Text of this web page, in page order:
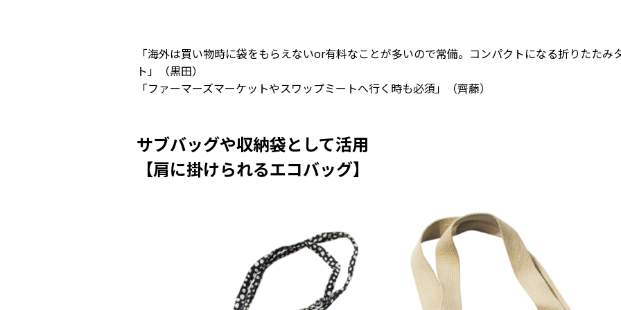
「海外は買い物時に袋をもらえないor有料なことが多いので常備。コンパクトになる折りたたみ
ト」（黒田）
「ファーマーズマーケットやスワップミートへ行く時も必須」（齊藤）
サブバッグや収納袋として活用
【肩に掛けられるエコバッグ】